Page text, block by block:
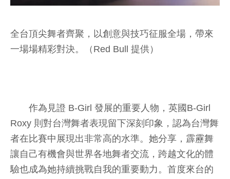
全台頂尖舞者齊聚，以創意與技巧征服全場，帶來
一場場精彩對決。（Red Bull 提供）
作為見證 B-Girl 發展的重要人物，英國B-Girl
Roxy 則對台灣舞者表現留下深刻印象，認為台灣舞
者在比賽中展現出非常高的水準。她分享，霹靂舞
讓自己有機會與世界各地舞者交流，跨越文化的體
驗也成為她持續挑戰自我的重要動力。首度來台的